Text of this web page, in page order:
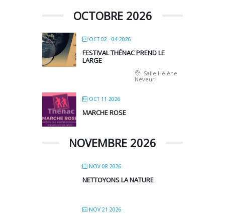
OCTOBRE 2026
OCT 02 - 04 2026
FESTIVAL THÉNAC PREND LE
LARGE
Salle Hélène
Neveur
OCT 11 2026
MARCHE ROSE
NOVEMBRE 2026
NOV 08 2026
NETTOYONS LA NATURE
NOV 21 2026